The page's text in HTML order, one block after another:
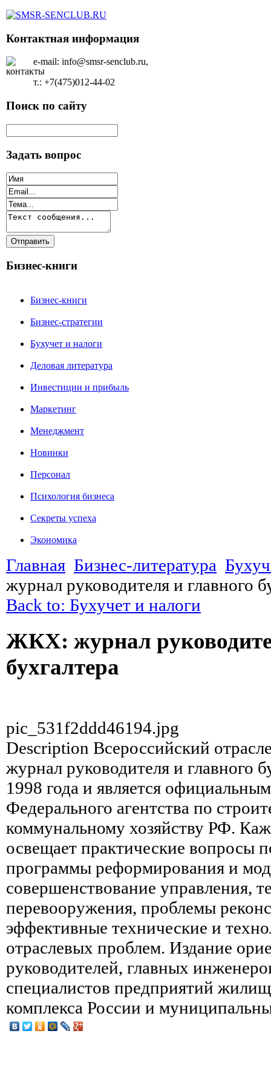
Контактная информация
e-mail: info@smsr-senclub.ru,
т.: +7(475)012-44-02
Поиск по сайту
Задать вопрос
Бизнес-книги
Бизнес-книги
Бизнес-стратегии
Бухучет и налоги
Деловая литература
Инвестиции и прибыль
Маркетинг
Менеджмент
Новинки
Персонал
Психология бизнеса
Секреты успеха
Экономика
Главная Бизнес-литература
журнал руководителя и главного
Back to: Бухучет и налоги
ЖКХ: журнал
бухгалтера
pic_531f2ddd46194.jpg
Description Всероссийский
журнал руководителя и главного
1998 года и является
Федерального агентства по
коммунальному хозяйству РФ.
освещает практические вопросы
программы реформирования и
совершенствование управления,
перевооружения, проблемы
эффективные технические и
отраслевых проблем. Издание
руководителей, главных
специалистов предприятий
комплекса России и